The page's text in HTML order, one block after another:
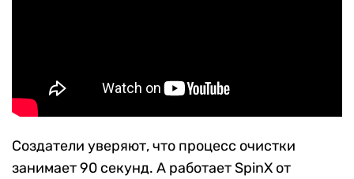
Создатели уверяют, что процесс очистки
занимает 90 секунд. А работает SpinX от